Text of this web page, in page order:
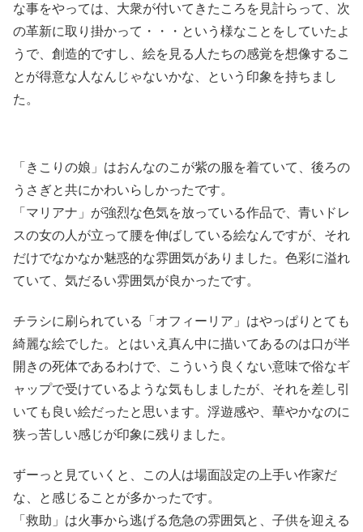
な事をやっては、大衆が付いてきたころを見計らって、次
の革新に取り掛かって・・・という様なことをしていたよ
うで、創造的ですし、絵を見る人たちの感覚を想像するこ
とが得意な人なんじゃないかな、という印象を持ちまし
た。
「きこりの娘」はおんなのこが紫の服を着ていて、後ろの
うさぎと共にかわいらしかったです。
「マリアナ」が強烈な色気を放っている作品で、青いドレ
スの女の人が立って腰を伸ばしている絵なんですが、それ
だけでなかなか魅惑的な雰囲気がありました。色彩に溢れ
ていて、気だるい雰囲気が良かったです。
チラシに刷られている「オフィーリア」はやっぱりとても
綺麗な絵でした。とはいえ真ん中に描いてあるのは口が半
開きの死体であるわけで、こういう良くない意味で俗なギ
ャップで受けているような気もしましたが、それを差し引
いても良い絵だったと思います。浮遊感や、華やかなのに
狭っ苦しい感じが印象に残りました。
ずーっと見ていくと、この人は場面設定の上手い作家だ
な、と感じることが多かったです。
「救助」は火事から逃げる危急の雰囲気と、子供を迎える